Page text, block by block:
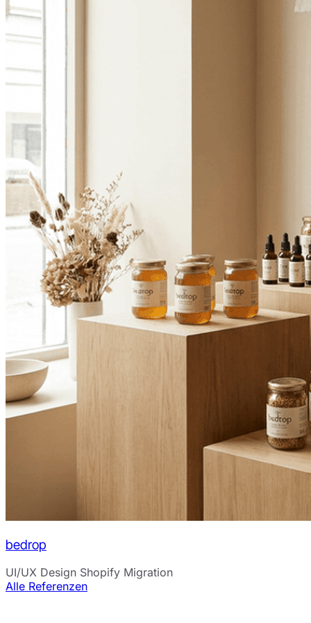
bedrop
UI/UX Design Shopify Migration
Alle Referenzen